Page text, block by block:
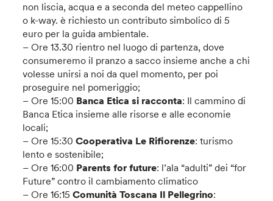
non liscia, acqua e a seconda del meteo cappellino
o k-way. è richiesto un contributo simbolico di 5
euro per la guida ambientale.
– Ore 13.30 rientro nel luogo di partenza, dove
consumeremo il pranzo a sacco insieme anche a chi
volesse unirsi a noi da quel momento, per poi
proseguire nel pomeriggio;
– Ore 15:00 Banca Etica si racconta: Il cammino di
Banca Etica insieme alle risorse e alle economie
locali;
– Ore 15:30 Cooperativa Le Rifiorenze: turismo
lento e sostenibile;
– Ore 16:00 Parents for future: l’ala “adulti” dei “for
Future” contro il cambiamento climatico
– Ore 16:15Comunità Toscana Il Pellegrino: